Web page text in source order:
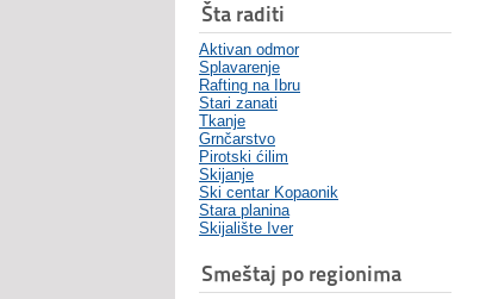
Šta raditi
Aktivan odmor
Splavarenje
Rafting na Ibru
Stari zanati
Tkanje
Grnčarstvo
Pirotski ćilim
Skijanje
Ski centar Kopaonik
Stara planina
Skijalište Iver
Smeštaj po regionima